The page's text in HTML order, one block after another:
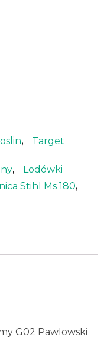
, Target
,
Lodówki
Stihl Ms 180,
G02 Pawlowski